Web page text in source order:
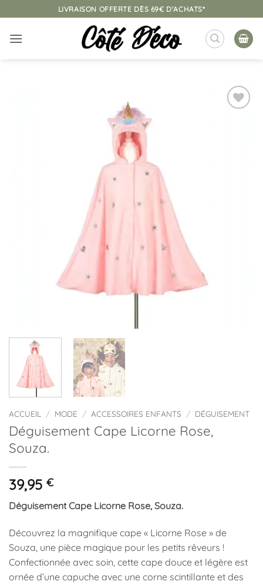
au
contenu
LIVRAISON OFFERTE DÈS 69€ D'ACHATS*
ACCUEIL / MODE / ACCESSOIRES ENFANTS / DÉGUISEMENT
Déguisement Cape Licorne Rose,
Souza.
39,95 €
Déguisement Cape Licorne Rose, Souza.
Découvrez la magnifique cape « Licorne Rose » de
Souza, une pièce magique pour les petits rêveurs !
Confectionnée avec soin, cette cape douce et légère est
ornée d’une capuche avec une corne scintillante et des